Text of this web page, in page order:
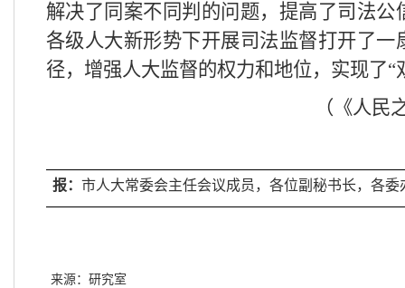
解决了同案不同判的问题，提高了司法公
各级人大新形势下开展司法监督打开了一
径，增强人大监督的权力和地位，实现了“
（《人民
报：市人大常委会主任会议成员，各位副秘书长，各委
来源：研究室